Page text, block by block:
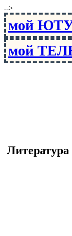
-->
мой
мой
Литература